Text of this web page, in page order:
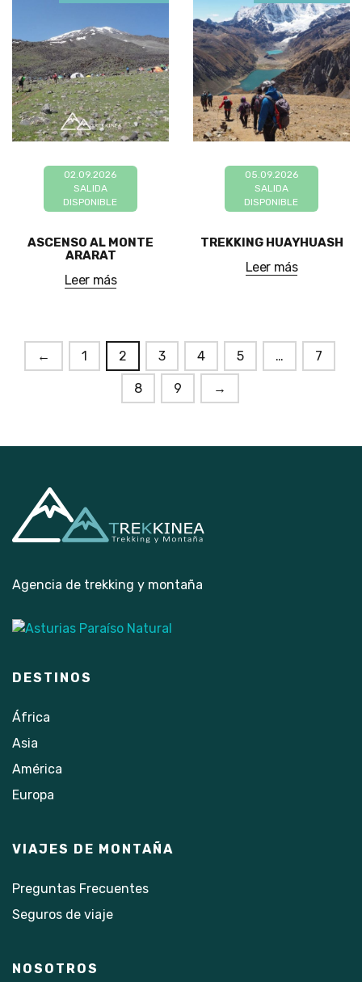
02.09.2026
SALIDA
DISPONIBLE
ASCENSO AL MONTE
ARARAT
Leer más
05.09.2026
SALIDA
DISPONIBLE
TREKKING HUAYHUASH
Leer más
← 1 2 3 4 5 … 7
8 9 →
Agencia de trekking y montaña
DESTINOS
África
Asia
América
Europa
VIAJES DE MONTAÑA
Preguntas Frecuentes
Seguros de viaje
NOSOTROS